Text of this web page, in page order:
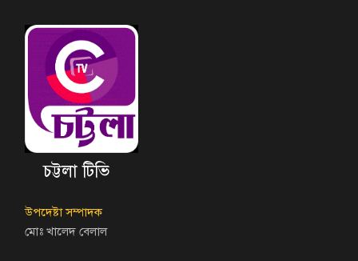
চট্টলা টিভি
উপদেষ্টা সম্পাদক
মোঃ খালেদ বেলাল